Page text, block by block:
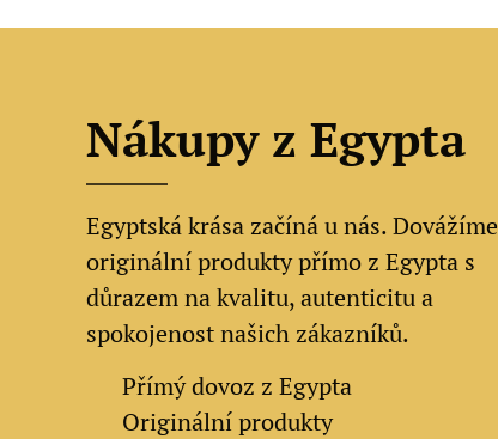
Nákupy z Egypta
Egyptská krása začíná u nás. Dovážíme
originální produkty přímo z Egypta s
důrazem na kvalitu, autenticitu a
spokojenost našich zákazníků.
Přímý dovoz z Egypta
Originální produkty